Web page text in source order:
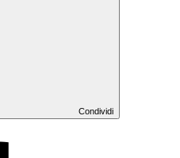
Condividi